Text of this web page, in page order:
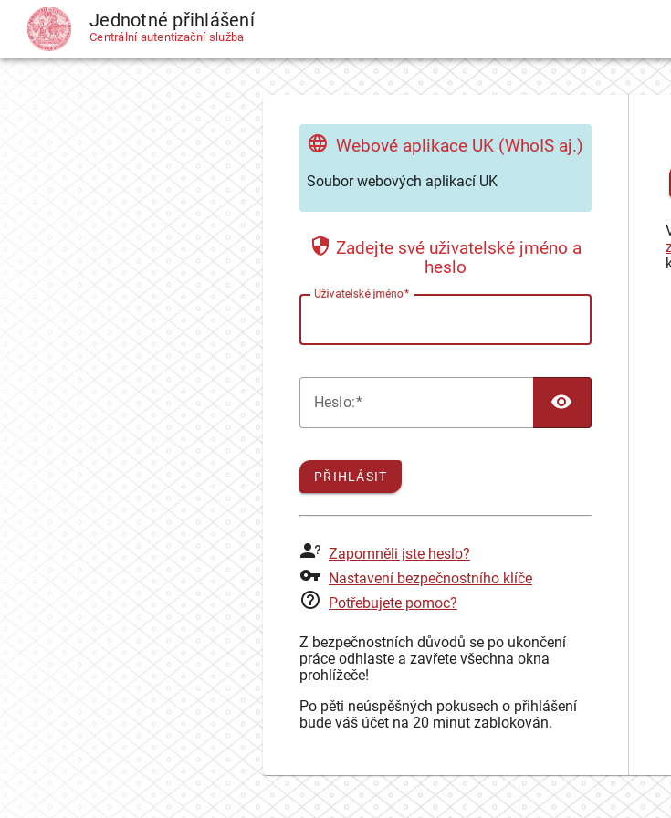
CAS Jednotné přihlášení
Centrální autentizační služba
Webové aplikace UK (WhoIS aj.)
Soubor webových aplikací UK
Zadejte své uživatelské jméno a
heslo
Uživatelské jméno
Heslo:
PŘIHLÁSIT
Zapomněli jste heslo?
Nastavení bezpečnostního klíče
Potřebujete pomoc?
Z bezpečnostních důvodů se po ukončení
práce odhlaste a zavřete všechna okna
prohlížeče!
Po pěti neúspěšných pokusech o přihlášení
bude váš účet na 20 minut zablokován.